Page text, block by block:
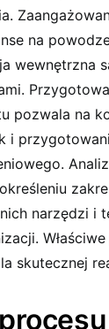
na
wewnętrzna
pozwala na
i
narzędzi i
skutecznej